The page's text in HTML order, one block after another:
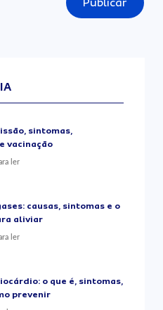
Publicar
sintomas,
vacinação
ler
causas, sintomas e o
aliviar
ler
o que é, sintomas,
prevenir